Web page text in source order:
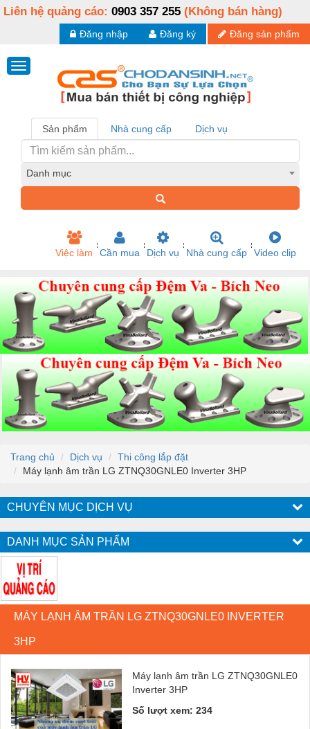
Liên hệ quảng cáo: 0903 357 255 (Không bán hàng)
Đăng sản phẩm
Đăng ký
Đăng nhập
Sản phẩm Nhà cung cấp Dịch vụ
Danh mục
Việc làm Cần mua Dịch vụ Nhà cung cấp Video clip
Trang chủ Dịch vụ
Thi công lắp đặt
Máy lạnh âm trần LG ZTNQ30GNLE0 Inverter 3HP
CHUYÊN MỤC DỊCH VỤ
DANH MỤC SẢN PHẨM
MÁY LẠNH ÂM TRẦN LG ZTNQ30GNLE0 INVERTER
3HP
Máy lạnh âm trần LG ZTNQ30GNLE0
Inverter 3HP
Số lượt xem: 234